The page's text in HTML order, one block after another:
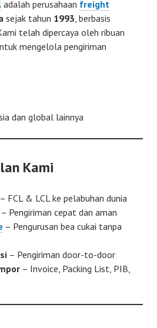
adalah perusahaan freight
sejak tahun 1993 , berbasis
telah dipercaya oleh ribuan
mengelola pengiriman
dan global lainnya
Kami
– FCL & LCL ke pelabuhan dunia
– Pengiriman cepat dan aman
– Pengurusan bea cukai tanpa
– Pengiriman door-to-door
– Invoice, Packing List, PIB,